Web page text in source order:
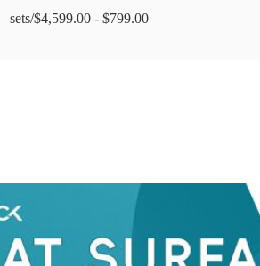
$799.00 - $4,599.00/sets